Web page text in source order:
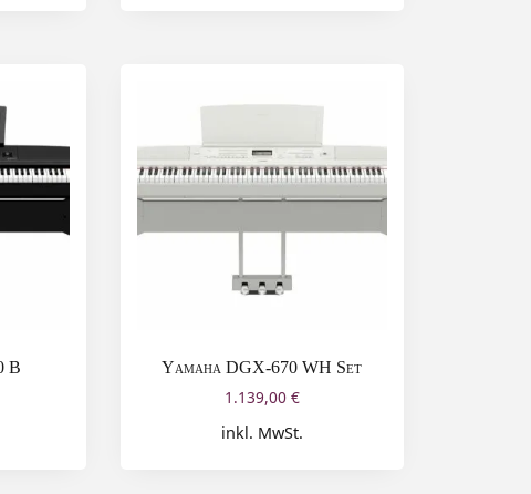
B Yamaha DGX-670 WH Set
1.139,00 €
inkl. MwSt.